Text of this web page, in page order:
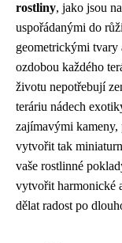
rostliny, jako jsou
uspořádanými do
geometrickými tvary
ozdobou každého
životu nepotřebují
teráriu nádech
zajímavými kameny,
vytvořit tak
vaše rostlinné
vytvořit harmonické
dělat radost po